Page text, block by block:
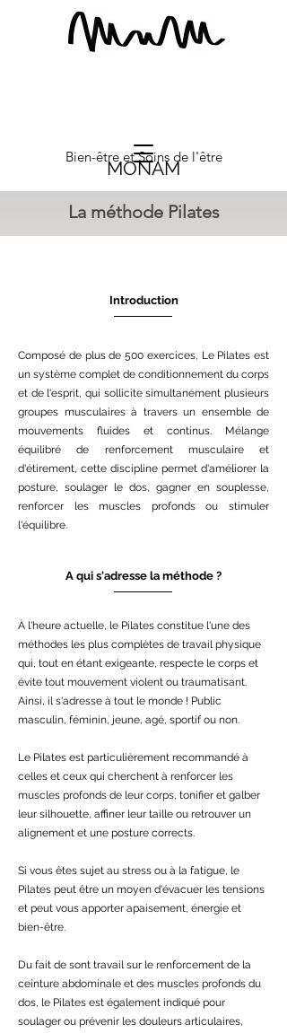
MONAM
Bien-être et Soins de l'être
La méthode Pilates
Introduction
Composé de plus de 500 exercices, Le Pilates est
un système complet de conditionnement du corps
et de l'esprit, qui sollicite simultanément plusieurs
groupes musculaires à travers un ensemble de
mouvements fluides et continus. Mélange
équilibré de renforcement musculaire et
d'étirement, cette discipline permet d'améliorer la
posture, soulager le dos, gagner en souplesse,
renforcer les muscles profonds ou stimuler
l'équilibre.
A qui s'adresse la méthode ?
À l'heure actuelle, le Pilates constitue l'une des
méthodes les plus complètes de travail physique
qui, tout en étant exigeante, respecte le corps et
évite tout mouvement violent ou traumatisant.
Ainsi, il s'adresse à tout le monde ! Public
masculin, féminin, jeune, agé, sportif ou non.
Le Pilates est particulièrement recommandé à
celles et ceux qui cherchent à renforcer les
muscles profonds de leur corps, tonifier et galber
leur silhouette, affiner leur taille ou retrouver un
alignement et une posture corrects.
Si vous êtes sujet au stress ou à la fatigue, le
Pilates peut être un moyen d'évacuer les tensions
et peut vous apporter apaisement, énergie et
bien-être.
Du fait de sont travail sur le renforcement de la
ceinture abdominale et des muscles profonds du
dos, le Pilates est également indiqué pour
soulager ou prévenir les douleurs articulaires,